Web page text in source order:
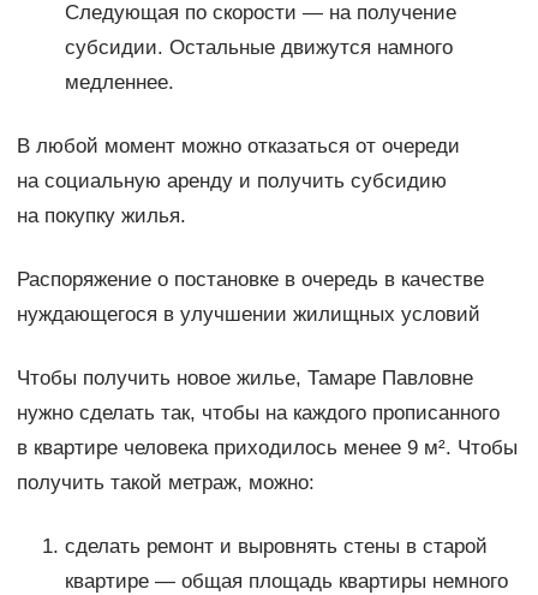
Следующая по скорости — на получение
субсидии. Остальные движутся намного
медленнее.
В любой момент можно отказаться от очереди
на социальную аренду и получить субсидию
на покупку жилья.
Распоряжение о постановке в очередь в качестве
нуждающегося в улучшении жилищных условий
Чтобы получить новое жилье, Тамаре Павловне
нужно сделать так, чтобы на каждого прописанного
в квартире человека приходилось менее 9 м². Чтобы
получить такой метраж, можно:
сделать ремонт и выровнять стены в старой
квартире — общая площадь квартиры немного